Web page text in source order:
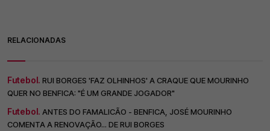
RELACIONADAS
Futebol. RUI BORGES 'FAZ OLHINHOS' A CRAQUE QUE MOURINHO
QUER NO BENFICA: "É UM GRANDE JOGADOR"
Futebol. ANTES DO FAMALICÃO - BENFICA, JOSÉ MOURINHO
COMENTA A RENOVAÇÃO... DE RUI BORGES